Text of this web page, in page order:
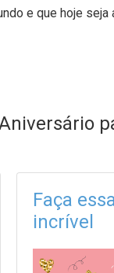
e que hoje seja
Faça
incrível